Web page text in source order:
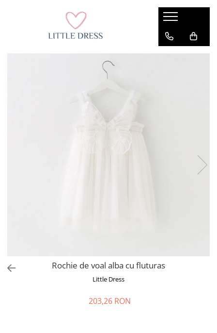
Rochie de voal alba cu fluturas
Little Dress
203,26 RON